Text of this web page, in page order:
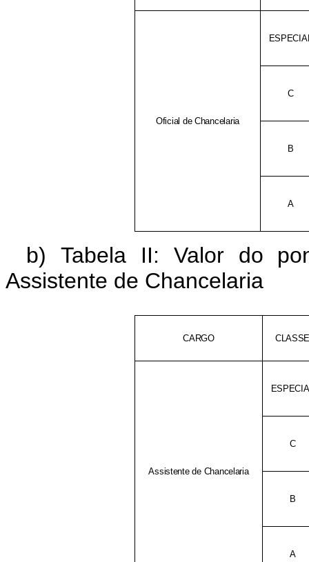
Oficial de Chancelaria
C
B
A
b) Tabela II: Valor do
Assistente de Chancelaria
CARGO
Assistente de Chancelaria
C
B
A